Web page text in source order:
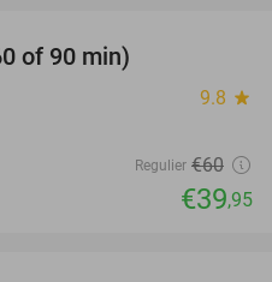
of 90 min)
9.8 star
Regulier €60
€39,95